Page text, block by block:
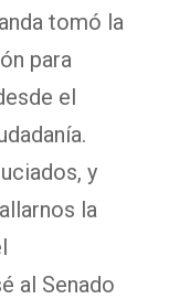
tomó la
para
el
y
la
al Senado